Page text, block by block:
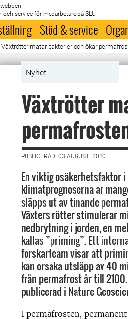
och service för medarbetare på SLU
Stöd & service
Växtrötter matar bakterier och ökar
Nyhet
Växtrötter
PUBLICERAD: 03 AUGUSTI 2020
En viktig osäkerhetsfaktor i
klimatprognoserna är
släpps ut av tinande
Växters rötter stimulerar
nedbrytning i jorden, en
kallas ”priming”. Ett
forskarteam visar att
kan orsaka utsläpp av 40
från permafrost år till
publicerad i Nature
I permafrosten,